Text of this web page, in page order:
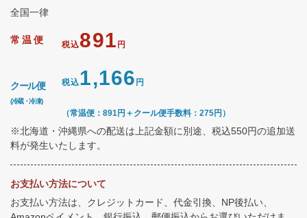
全国一律
常温便 税込891 円
クール便
(冷蔵・冷凍)
税込1,166 円
（常温便：891円＋クール便手数料：275円）
※北海道・沖縄県への配送は上記金額に別途、税込550円の追加送
料が発生いたします。
お支払い方法について
お支払い方法は、クレジットカード、代金引換、NP後払い、